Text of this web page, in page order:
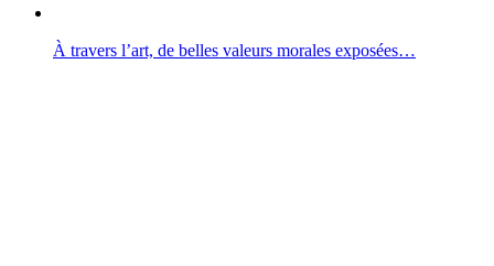
À travers l’art, de belles valeurs morales exposées…